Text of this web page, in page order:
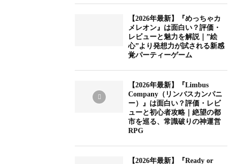
【2026年最新】『めっちゃカ
メレオン』は面白い？評価・
レビューと魅力を解説｜”絵
心”より発想力が試される新感
覚パーティーゲーム
【2026年最新】『Limbus
Company（リンバスカンパニ
ー）』は面白い？評価・レビ
ューと初心者攻略｜絶望の都
市を巡る、常識破りの神運営
RPG
【2026年最新】『Ready or